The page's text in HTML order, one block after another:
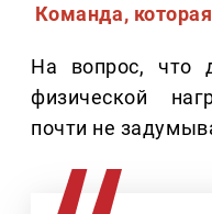
Команда,
На вопрос, что
физической
почти не